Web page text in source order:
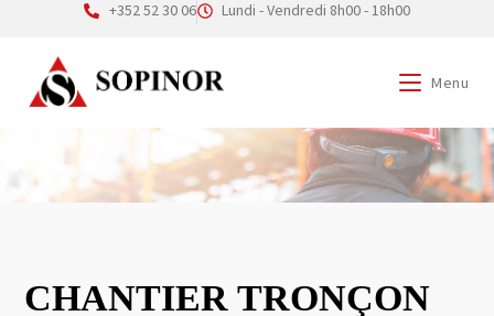
+352 52 30 06 Lundi - Vendredi 8h00 - 18h00
Menu
CHANTIER TRONÇON